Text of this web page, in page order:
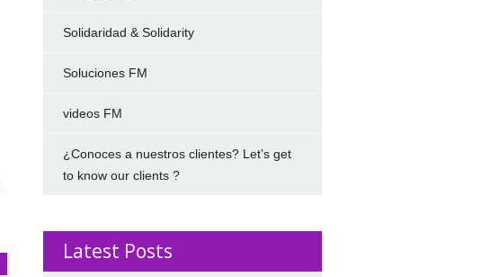
Solidaridad & Solidarity
Soluciones FM
videos FM
¿Conoces a nuestros clientes? Let’s get
to know our clients ?
Latest Posts